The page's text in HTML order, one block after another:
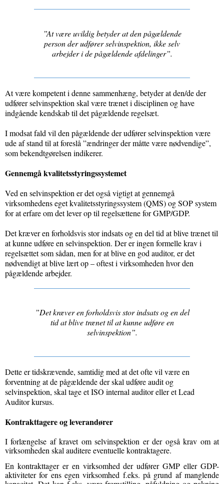
”At være uvildig betyder at den pågældende
person der udfører selvinspektion, ikke selv
arbejder i de pågældende afdelinger”.
At være kompetent i denne sammenhæng, betyder at den/de der
udfører selvinspektion skal være trænet i disciplinen og have
indgående kendskab til det pågældende regelsæt.
I modsat fald vil den pågældende der udfører selvinspektion være
ude af stand til at foreslå ”ændringer der måtte være nødvendige”,
som bekendtgørelsen indikerer.
Gennemgå kvalitetsstyringssystemet
Ved en selvinspektion er det også vigtigt at gennemgå
virksomhedens eget kvalitetsstyringssystem (QMS) og SOP system
for at erfare om det lever op til regelsættene for GMP/GDP.
Det kræver en forholdsvis stor indsats og en del tid at blive trænet til
at kunne udføre en selvinspektion. Der er ingen formelle krav i
regelsættet som sådan, men for at blive en god auditor, er det
nødvendigt at blive lært op – oftest i virksomheden hvor den
pågældende arbejder.
”Det kræver en forholdsvis stor indsats og en del
tid at blive trænet til at kunne udføre en
selvinspektion”.
Dette er tidskrævende, samtidig med at det ofte vil være en
forventning at de pågældende der skal udføre audit og
selvinspektion, skal tage et ISO internal auditor eller et Lead
Auditor kursus.
Kontrakttagere og leverandører
I forlængelse af kravet om selvinspektion er der også krav om at
virksomheden skal auditere eventuelle kontraktagere.
En kontrakttager er en virksomhed der udfører GMP eller GDP-
aktiviteter for ens egen virksomhed f.eks. på grund af manglende